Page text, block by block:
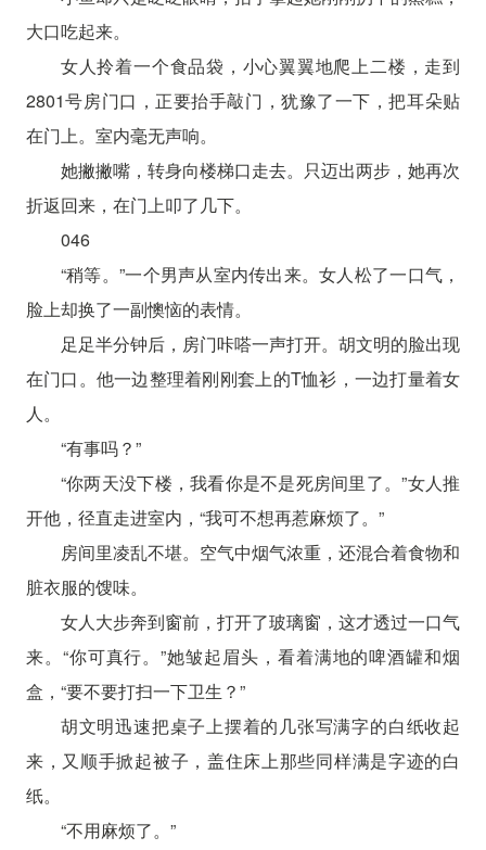
大口吃起来。
女人拎着一个食品袋，小心翼翼地爬上二楼，走到
2801号房门口，正要抬手敲门，犹豫了一下，把耳朵贴
在门上。室内毫无声响。
她撇撇嘴，转身向楼梯口走去。只迈出两步，她再次
折返回来，在门上叩了几下。
046
“稍等。”一个男声从室内传出来。女人松了一口气，
脸上却换了一副懊恼的表情。
足足半分钟后，房门咔嗒一声打开。胡文明的脸出现
在门口。他一边整理着刚刚套上的T恤衫，一边打量着女
人。
“有事吗？”
“你两天没下楼，我看你是不是死房间里了。”女人推
开他，径直走进室内，“我可不想再惹麻烦了。”
房间里凌乱不堪。空气中烟气浓重，还混合着食物和
脏衣服的馊味。
女人大步奔到窗前，打开了玻璃窗，这才透过一口气
来。“你可真行。”她皱起眉头，看着满地的啤酒罐和烟
盒，“要不要打扫一下卫生？”
胡文明迅速把桌子上摆着的几张写满字的白纸收起
来，又顺手掀起被子，盖住床上那些同样满是字迹的白
纸。
“不用麻烦了。”